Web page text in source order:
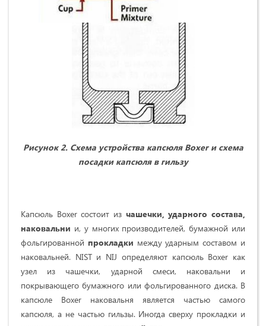
Рисунок 2. Схема устройства капсюля Boxer и схема
посадки капсюля в гильзу
Капсюль Boxer состоит из чашечки, ударного состава,
наковальни и, у многих производителей, бумажной или
фольгированной прокладки между ударным составом и
наковальней. NIST и NIJ определяют капсюль Boxer как
узел из чашечки, ударной смеси, наковальни и
покрывающего бумажного или фольгированного диска. В
капсюле Boxer наковальня является частью самого
капсюля, а не частью гильзы. Иногда сверху прокладки и